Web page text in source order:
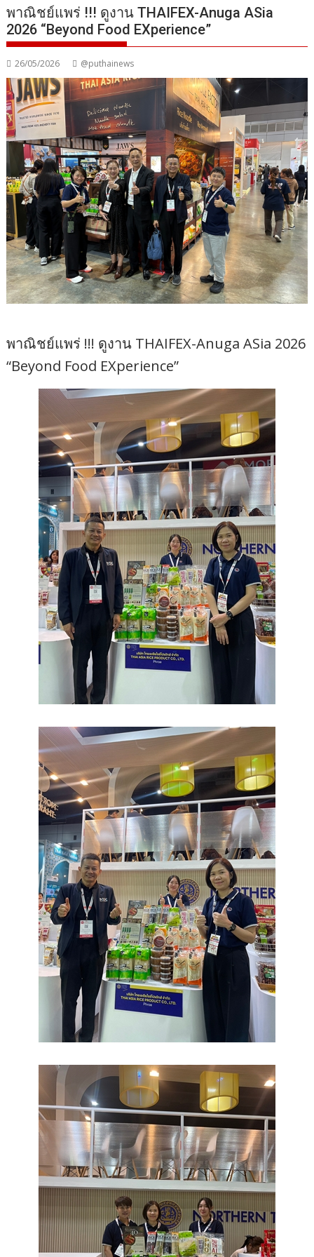
พาณิชย์แพร่ !!! ดูงาน THAIFEX-Anuga ASia
2026 “Beyond Food EXperience”
26/05/2026 @puthainews
พาณิชย์แพร่ !!! ดูงาน THAIFEX-Anuga ASia 2026
“Beyond Food EXperience”